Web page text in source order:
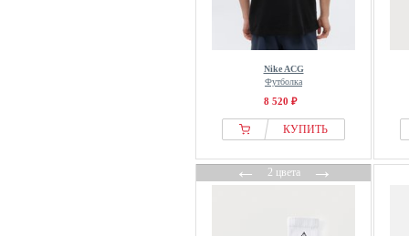
Nike ACG
Футболка
8 520 ₽
КУПИТЬ
←2 цвета→